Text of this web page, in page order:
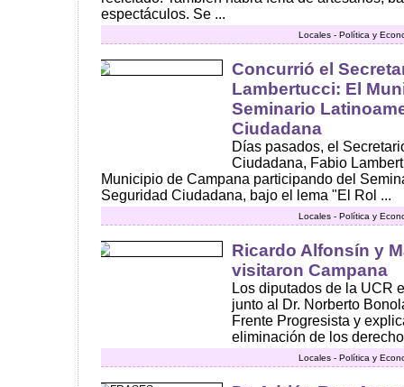
espectáculos. Se ...
Locales - Política y
Concurrió el
Lambertucci: El
Seminario
Ciudadana
Días pasados, el
Ciudadana, Fabio
Municipio de Campana participando del
Seguridad Ciudadana, bajo el lema "El Rol ...
Locales - Política y
Ricardo Alfonsín y
visitaron Campana
Los diputados de la UCR
junto al Dr. Norberto
Frente Progresista y
eliminación de los
Locales - Política y